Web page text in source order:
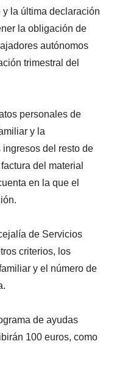
la última declaración
la obligación de
autónomos
trimestral del
personales de
y la
del resto de
del material
en la que el
de Servicios
criterios, los
y el número de
de ayudas
100 euros, como